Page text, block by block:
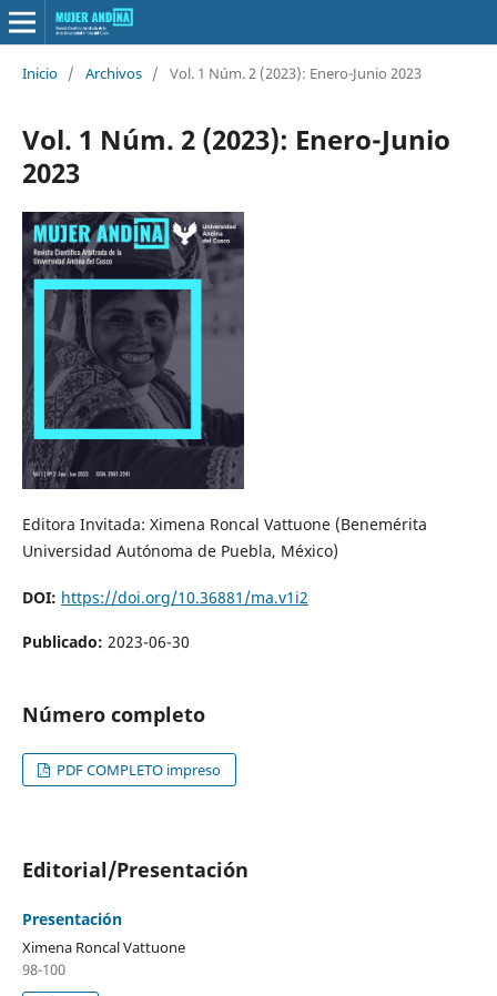
Inicio / Archivos / Vol. 1 Núm. 2 (2023): Enero-Junio 2023
Vol. 1 Núm. 2 (2023): Enero-Junio
2023
Editora Invitada: Ximena Roncal Vattuone (Benemérita
Universidad Autónoma de Puebla, México)
DOI: https://doi.org/10.36881/ma.v1i2
Publicado: 2023-06-30
Número completo
PDF COMPLETO impreso
Editorial/Presentación
Presentación
Ximena Roncal Vattuone
98-100